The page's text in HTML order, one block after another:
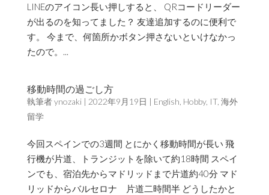
LINEのアイコン長い押しすると、 QRコードリーダー
が出るのを知ってました？ 友達追加するのに便利で
す。 今まで、何箇所かボタン押さないといけなかっ
たので。...
移動時間の過ごし方
執筆者ynozaki| 2022年9月19日 | English Hobby, IT, 海外
留学
今回スペインでの3週間 とにかく移動時間が長い 飛
行機が片道、トランジットを除いて約18時間 スペイ
ンでも、宿泊先からマドリッドまで片道約40分 マド
リッドからバルセロナ 片道二時間半 どうしたかと